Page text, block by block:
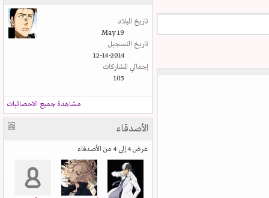
تاريخ الميلاد
May 19
تاريخ التسجيل
12-14-2014
إجمالي المشاركات
105
مشاهدة جميع الاحصائيات
الأصدقاء
عرض 4 إلى 4 من الأصدقاء